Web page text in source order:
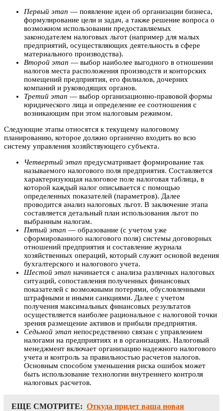
Первый этап — появление идеи об организации бизнеса,
формулирование цели и задач, а также решение вопроса о
возможном использовании предоставляемых
законодателем налоговых льгот (например для малых
предприятий, осуществляющих деятельность в сфере
материального производства).
Второй этап — выбор наиболее выгодного в отношении
налогов места расположения производств и конторских
помещений предприятия, его филиалов, дочерних
компаний и руководящих органов.
Третий этап — выбор организационно-правовой формы
юридического лица и определение ее соотношения с
возникающим при этом налоговым режимом.
Следующие этапы относятся к текущему налоговому
планированию, которое должно органично входить во всю
систему управления хозяйствующего субъекта.
Четвертый этап предусматривает формирование так
называемого налогового поля предприятия. Составляется
характеризующая налоговое поле налоговая таблица, в
которой каждый налог описывается с помощью
определенных показателей (параметров). Далее
проводится анализ налоговых льгот. В заключение этапа
составляется детальный план использования льгот по
выбранным налогам.
Пятый этап — образование (с учетом уже
сформированного налогового поля) системы договорных
отношений предприятия и составление журнала
хозяйственных операций, который служит основой ведения
бухгалтерского и налогового учета.
Шестой этап начинается с анализа различных налоговых
ситуаций, сопоставления полученных финансовых
показателей с возможными потерями, обусловленными
штрафными и иными санкциями. Далее с учетом
получения максимальных финансовых результатов
осуществляется наиболее рациональное с налоговой точки
зрения размещение активов и прибыли предприятия.
Седьмой этап непосредственно связан с управлением
налогами на предприятиях и в организациях. Налоговый
менеджмент включает организацию надежного налогового
учета и контроль за правильностью расчетов налогов.
Основным способом уменьшения риска ошибок может
быть использование технологии внутреннего контроля
налоговых расчетов.
ЕЩЕ СМОТРИТЕ: Откуда придет ваша новая